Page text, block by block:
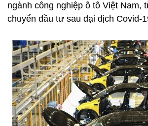
ngành công nghiệp ô tô Việt Nam,
chuyển đầu tư sau đại dịch Covid-